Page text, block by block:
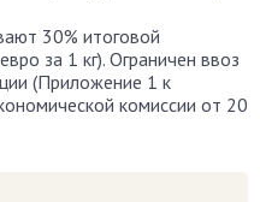
30% итоговой
за 1 кг). Ограничен ввоз
(Приложение 1 к
комиссии от 20